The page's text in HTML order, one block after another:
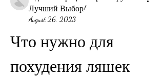
Лучший Выбор!
August 26, 2023
Что нужно для
похудения ляшек